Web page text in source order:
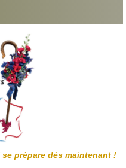
prépare dès maintenant !